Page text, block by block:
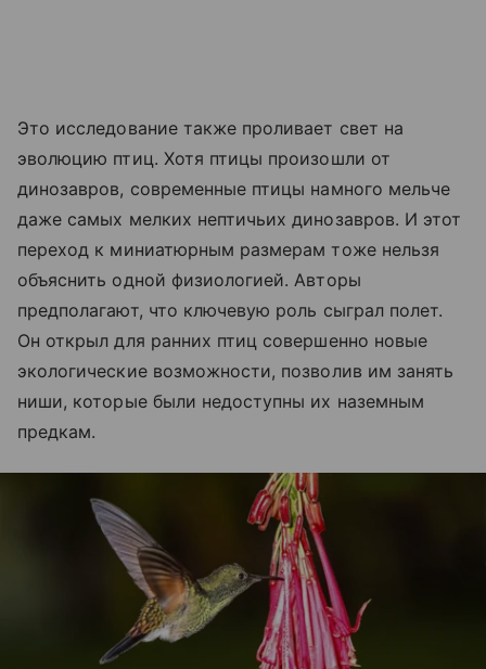
Это исследование также проливает свет на
эволюцию птиц. Хотя птицы произошли от
динозавров, современные птицы намного мельче
даже самых мелких нептичьих динозавров. И этот
переход к миниатюрным размерам тоже нельзя
объяснить одной физиологией. Авторы
предполагают, что ключевую роль сыграл полет.
Он открыл для ранних птиц совершенно новые
экологические возможности, позволив им занять
ниши, которые были недоступны их наземным
предкам.